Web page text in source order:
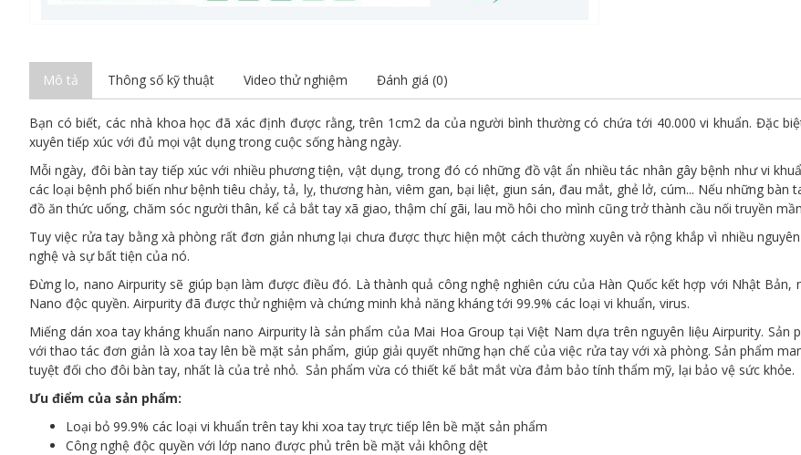
Mô tả Thông số kỹ thuật Video thử nghiệm Đánh giá (0)
Bạn có biết, các nhà khoa học đã xác định được rằng, trên 1cm2 da của người bình thường có chứa tới 40.000 vi khuẩn. Đặc
xuyên tiếp xúc với đủ mọi vật dụng trong cuộc sống hàng ngày.
Mỗi ngày, đôi bàn tay tiếp xúc với nhiều phương tiện, vật dụng, trong đó có những đồ vật ẩn nhiều tác nhân gây bệnh như vi
các loại bệnh phổ biến như bệnh tiêu chảy, tả, lỵ, thương hàn, viêm gan, bại liệt, giun sán, đau mắt, ghẻ lở, cúm... Nếu những
đồ ăn thức uống, chăm sóc người thân, kể cả bắt tay xã giao, thậm chí gãi, lau mồ hôi cho mình cũng trở thành cầu nối truyền
Tuy việc rửa tay bằng xà phòng rất đơn giản nhưng lại chưa được thực hiện một cách thường xuyên và rộng khắp vì nhiều
nghệ và sự bất tiện của nó.
Đừng lo, nano Airpurity sẽ giúp bạn làm được điều đó. Là thành quả công nghệ nghiên cứu của Hàn Quốc kết hợp với Nhật
Nano độc quyền. Airpurity đã được thử nghiệm và chứng minh khả năng kháng tới 99.9% các loại vi khuẩn, virus.
Miếng dán xoa tay kháng khuẩn nano Airpurity là sản phẩm của Mai Hoa Group tại Việt Nam dựa trên nguyên liệu Airpurity.
với thao tác đơn giản là xoa tay lên bề mặt sản phẩm, giúp giải quyết những hạn chế của việc rửa tay với xà phòng. Sản phẩm
tuyệt đối cho đôi bàn tay, nhất là của trẻ nhỏ. Sản phẩm vừa có thiết kế bắt mắt vừa đảm bảo tính thẩm mỹ, lại bảo vệ sức khỏe.
Ưu điểm của sản phẩm:
Loại bỏ 99.9% các loại vi khuẩn trên tay khi xoa tay trực tiếp lên bề mặt sản phẩm
Công nghệ độc quyền với lớp nano được phủ trên bề mặt vải không dệt